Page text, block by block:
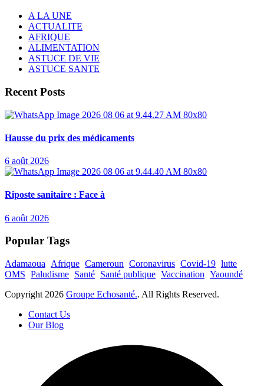
A LA UNE
ACTUALITE
AFRIQUE
ALIMENTATION
ASTUCE DE VIE
ASTUCE SANTE
Recent Posts
Hausse du prix des médicaments
6 août 2026
Riposte sanitaire : Face à
6 août 2026
Popular Tags
Adamaoua Afrique Cameroun Coronavirus Covid-19 lutte
OMS Paludisme Santé Santé publique Vaccination Yaoundé
Copyright 2026 Groupe Echosanté.. All Rights Reserved.
Contact Us
Our Blog